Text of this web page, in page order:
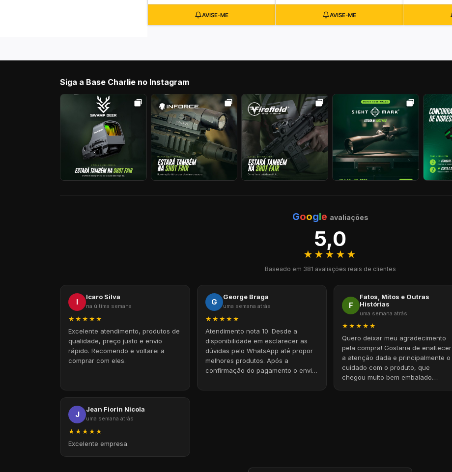
Siga a Base Charlie no Instagram
Google avaliações
5,0
★★★★★
Baseado em 381 avaliações reais de clientes
I
Icaro Silva
na última semana
★★★★★
Excelente atendimento, produtos de
qualidade, preço justo e envio
rápido. Recomendo e voltarei a
comprar com eles.
G
George Braga
uma semana atrás
★★★★★
Atendimento nota 10. Desde a
disponibilidade em esclarecer as
dúvidas pelo WhatsApp até propor
melhores produtos. Após a
confirmação do pagamento o envio
Obrigado
F
Fatos, Mitos e Outras
Histórias
uma semana atrás
★★★★★
Quero deixar meu agradecimento
pela compra! Gostaria de enaltecer
a atenção dada e principalmente o
cuidado com o produto, que
chegou muito bem embalado.
J
Jean Fiorin Nicola
uma semana atrás
★★★★★
Excelente empresa.